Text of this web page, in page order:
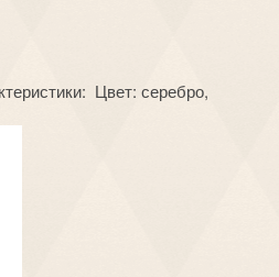
Цвет: серебро,